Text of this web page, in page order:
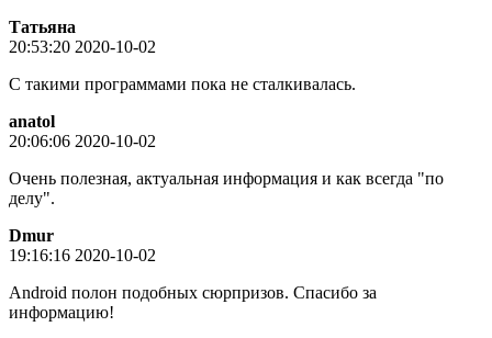
Татьяна
20:53:20 2020-10-02
С такими программами пока не сталкивалась.
anatol
20:06:06 2020-10-02
Очень полезная, актуальная информация и как всегда "по
делу".
Dmur
19:16:16 2020-10-02
Android полон подобных сюрпризов. Спасибо за
информацию!